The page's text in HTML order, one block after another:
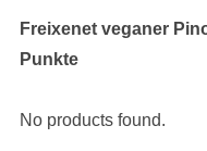
Freixenet veganer
Punkte
No products found.